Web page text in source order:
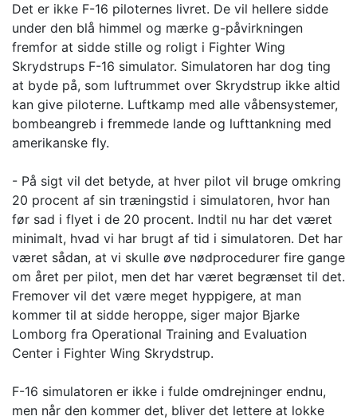
Det er ikke F-16 piloternes livret. De vil hellere sidde
under den blå himmel og mærke g-påvirkningen
fremfor at sidde stille og roligt i Fighter Wing
Skrydstrups F-16 simulator. Simulatoren har dog ting
at byde på, som luftrummet over Skrydstrup ikke altid
kan give piloterne. Luftkamp med alle våbensystemer,
bombeangreb i fremmede lande og lufttankning med
amerikanske fly.
- På sigt vil det betyde, at hver pilot vil bruge omkring
20 procent af sin træningstid i simulatoren, hvor han
før sad i flyet i de 20 procent. Indtil nu har det været
minimalt, hvad vi har brugt af tid i simulatoren. Det har
været sådan, at vi skulle øve nødprocedurer fire gange
om året per pilot, men det har været begrænset til det.
Fremover vil det være meget hyppigere, at man
kommer til at sidde heroppe, siger major Bjarke
Lomborg fra Operational Training and Evaluation
Center i Fighter Wing Skrydstrup.
F-16 simulatoren er ikke i fulde omdrejninger endnu,
men når den kommer det, bliver det lettere at lokke